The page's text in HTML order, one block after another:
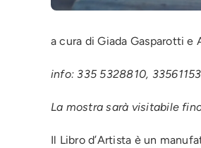
a cura di Giada Gasparotti e
info: 335 5328810,
La mostra sarà visitabile
Il Libro d’Artista è un